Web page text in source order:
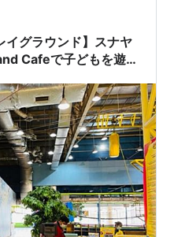
イグラウンド】スナヤ
Cafeで子どもを遊ば